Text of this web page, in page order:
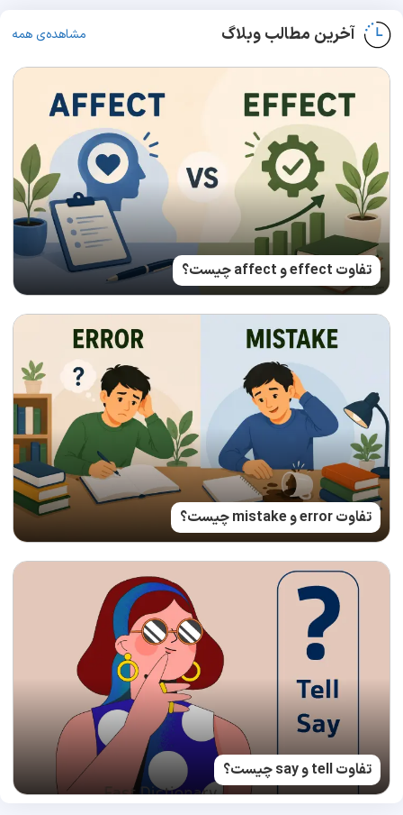
آخرین مطالب وبلاگ مشاهده‌ی همه
تفاوت effect و affect چیست؟
تفاوت error و mistake چیست؟
تفاوت tell و say چیست؟